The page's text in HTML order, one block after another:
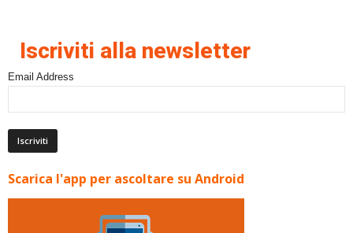
Iscriviti alla newsletter
Email Address
Scarica l'app per ascoltare su Android